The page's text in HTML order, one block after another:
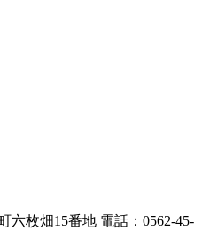
六枚畑15番地 電話：0562-45-